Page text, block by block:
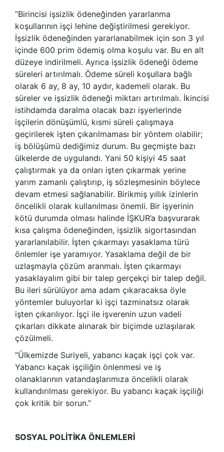
“Birincisi işsizlik ödeneğinden yararlanma
koşullarının işçi lehine değiştirilmesi gerekiyor.
İşsizlik ödeneğinden yararlanabilmek için son 3 yıl
içinde 600 prim ödemiş olma koşulu var. Bu en alt
düzeye indirilmeli. Ayrıca işsizlik ödeneği ödeme
süreleri artırılmalı. Ödeme süreli koşullara bağlı
olarak 6 ay, 8 ay, 10 aydır, kademeli olarak. Bu
süreler ve işsizlik ödeneği miktarı artırılmalı. İkincisi
istihdamda daralma olacak bazı işyerlerinde
işçilerin dönüşümlü, kısmi süreli çalışmaya
geçirilerek işten çıkarılmaması bir yöntem olabilir;
iş bölüşümü dediğimiz durum. Bu geçmişte bazı
ülkelerde de uygulandı. Yani 50 kişiyi 45 saat
çalıştırmak ya da onları işten çıkarmak yerine
yarım zamanlı çalıştırıp, iş sözleşmesinin böylece
devam etmesi sağlanabilir. Birikmiş yıllık izinlerin
öncelikli olarak kullanılması önemli. Bir işyerinin
kötü durumda olması halinde İŞKUR’a başvurarak
kısa çalışma ödeneğinden, işsizlik sigortasından
yararlanılabilir. İşten çıkarmayı yasaklama türü
önlemler işe yaramıyor. Yasaklama değil de bir
uzlaşmayla çözüm aranmalı. İşten çıkarmayı
yasaklayalım gibi bir talep gerçekçi bir talep değil.
Bu ileri sürülüyor ama adam çıkaracaksa öyle
yöntemler buluyorlar ki işçi tazminatsız olarak
işten çıkarılıyor. İşçi ile işverenin uzun vadeli
çıkarları dikkate alınarak bir biçimde uzlaşılarak
çözülmeli.
“Ülkemizde Suriyeli, yabancı kaçak işçi çok var.
Yabancı kaçak işçiliğin önlenmesi ve iş
olanaklarının vatandaşlarımıza öncelikli olarak
kullandırılması gerekiyor. Bu yabancı kaçak işçiliği
çok kritik bir sorun.”
SOSYAL POLİTİKA ÖNLEMLERİ